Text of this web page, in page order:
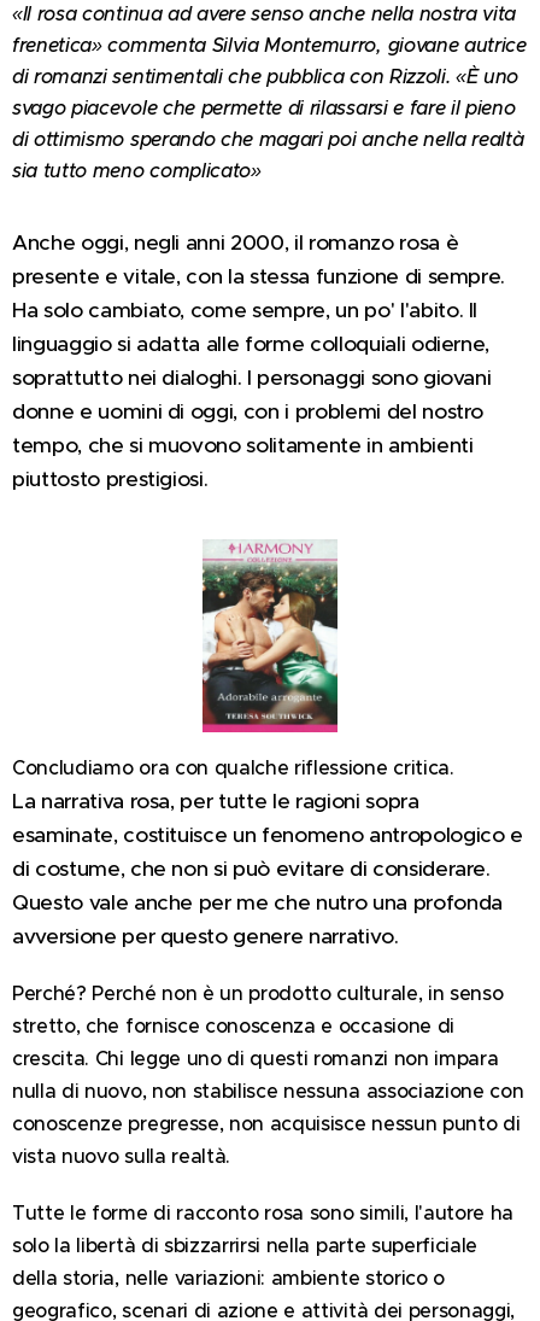
«Il rosa continua ad avere senso anche nella nostra vita
frenetica» commenta Silvia Montemurro, giovane autrice
di romanzi sentimentali che pubblica con Rizzoli. «È uno
svago piacevole che permette di rilassarsi e fare il pieno
di ottimismo sperando che magari poi anche nella realtà
sia tutto meno complicato»
Anche oggi, negli anni 2000, il romanzo rosa è
presente e vitale, con la stessa funzione di sempre.
Ha solo cambiato, come sempre, un po' l'abito. Il
linguaggio si adatta alle forme colloquiali odierne,
soprattutto nei dialoghi. I personaggi sono giovani
donne e uomini di oggi, con i problemi del nostro
tempo, che si muovono solitamente in ambienti
piuttosto prestigiosi.
Concludiamo ora con qualche riflessione critica.
La narrativa rosa, per tutte le ragioni sopra
esaminate, costituisce un fenomeno antropologico e
di costume, che non si può evitare di considerare.
Questo vale anche per me che nutro una profonda
avversione per questo genere narrativo.
Perché? Perché non è un prodotto culturale, in senso
stretto, che fornisce conoscenza e occasione di
crescita. Chi legge uno di questi romanzi non impara
nulla di nuovo, non stabilisce nessuna associazione con
conoscenze pregresse, non acquisisce nessun punto di
vista nuovo sulla realtà.
Tutte le forme di racconto rosa sono simili, l'autore ha
solo la libertà di sbizzarrirsi nella parte superficiale
della storia, nelle variazioni: ambiente storico o
geografico, scenari di azione e attività dei personaggi,